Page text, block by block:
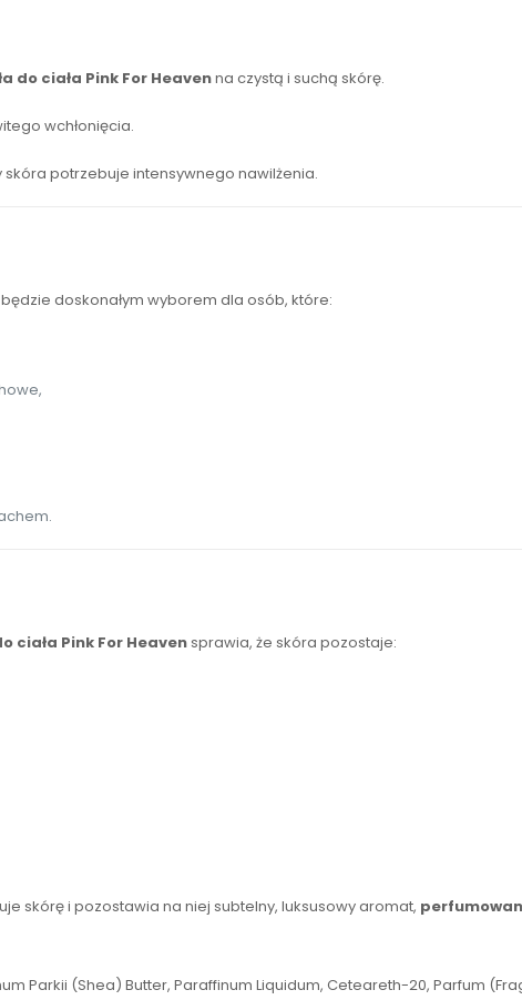
do ciała Pink For Heavenna czystą i suchą skórę.
wchłonięcia.
potrzebuje intensywnego nawilżenia.
doskonałym wyborem dla osób, które:
ciała Pink For Heavensprawia, że skóra pozostaje:
skórę i pozostawia na niej subtelny, luksusowy aromat,
Parkii (Shea) Butter, Paraffinum Liquidum, Ceteareth-20, Parfum